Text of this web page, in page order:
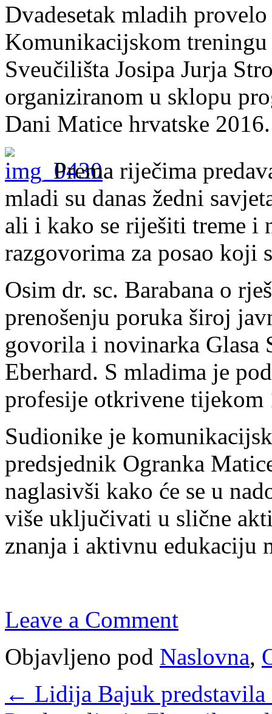
Dvadesetak mladih
Komunikacijskom
Sveučilišta Josipa Jurja
organiziranom u sklopu
Dani Matice hrvatske 2016.
Prema riječima
mladi su danas žedni
ali i kako se riješiti treme i
razgovorima za posao koji
Osim dr. sc. Barabana o
prenošenju poruka široj
govorila i novinarka Glasa
Eberhard. S mladima je
profesije otkrivene tijekom
Sudionike je
predsjednik Ogranka
naglasivši kako će se u
više uključivati u slične
znanja i aktivnu edukaciju
Leave a Comment
Objavljeno pod Naslovna,
← Lidija Bajuk